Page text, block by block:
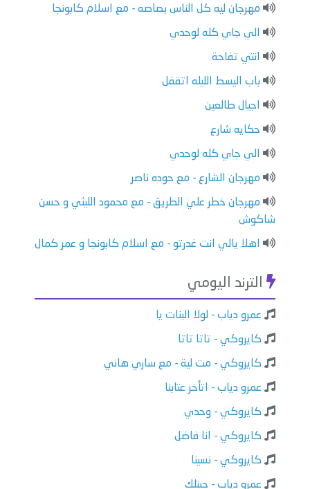
مهرجان ليه كل الناس بصاصه - مع اسلام كابونجا
الي جاي كله لوحدي
انتي تفاحة
باب اليسط الليله اتقفل
اجيال طالعين
حكايه شارع
الي جاي كله لوحدي
مهرجان الشارع - مع حوده ناصر
مهرجان خطر علي الطريق - مع محمود الليثي و حسن
شاكوش
اهلا يالي انت غدرتو - مع اسلام كابونجا و عمر كمال
الترند اليومي
عمرو دياب - لولا البنات يا
كايروكي - تاتا تاتا
كايروكي - مت لية - مع ساري هاني
عمرو دياب - اتأخر عتابنا
كايروكي - وحدي
كايروكي - انا فاضل
كايروكي - نسينا
عمرو دياب - جيتلك